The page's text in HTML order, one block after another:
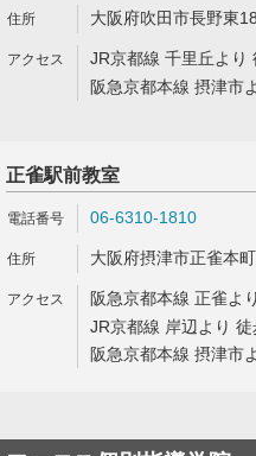
大阪府吹田市長野東
JR京都線 千里丘より
阪急京都本線 摂津市
正雀駅前教室
06-6310-1810
大阪府摂津市正雀本
阪急京都本線 正雀よ
JR京都線 岸辺より
阪急京都本線 摂津市